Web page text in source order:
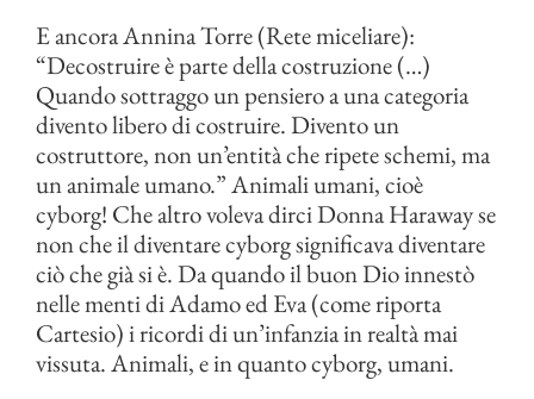
E ancora Annina Torre (Rete miceliare):
“Decostruire è parte della costruzione (…)
Quando sottraggo un pensiero a una categoria
divento libero di costruire. Divento un
costruttore, non un’entità che ripete schemi, ma
un animale umano.” Animali umani, cioè
cyborg! Che altro voleva dirci Donna Haraway se
non che il diventare cyborg significava diventare
ciò che già si è. Da quando il buon Dio innestò
nelle menti di Adamo ed Eva (come riporta
Cartesio) i ricordi di un’infanzia in realtà mai
vissuta. Animali, e in quanto cyborg, umani.